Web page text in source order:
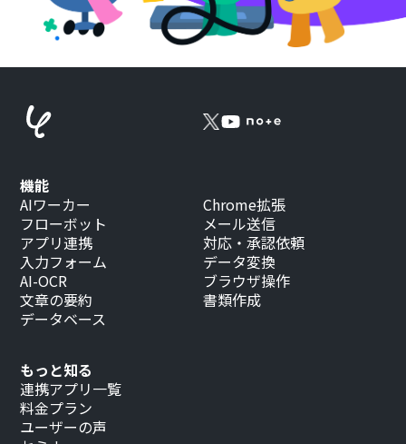
もっと知る
連携アプリ一覧
料金プラン
ユーザーの声
機能
AIワーカー
フローボット
アプリ連携
入力フォーム
AI-OCR
文章の要約
データベース
Chrome拡張
メール送信
対応・承認依頼
データ変換
ブラウザ操作
書類作成